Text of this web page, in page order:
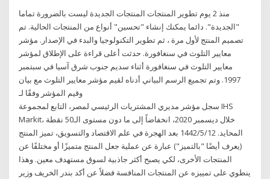
منذ 2 يوم تطوير المنتجات المنتجات الجديدة ليست بالضرورة تماما
"الجديدة". دائما يمكنك إنشاء "تحسين" أنواع من المنتجات الحالية. تم
تصميم المنتج لأول مرة ، ثم تطوير التكنولوجيا والبدء في الإصدار. مؤشر
معايير التلوث في سنغافورة. حدثت أعلى قراءة على الإطلاق لمؤشر
معايير التلوث في سنغافورة أثناء سديم جنوب شرق آسيا في سبتمبر
1997. وتم تجميع الرسم البياني أدناه لقيم مؤشر معايير التلوث مع بيان
وقيم المؤشر وفقًا لـ
سجل مؤشر مديري المشتريات الرئيسي لمصر، التابع لمجموعة IHS
Markit، خلال ديسمبر 2020، انخفاضاً إلى ما دون مستوى الـ50 نقطة
المحايد. 12‏‏/5‏‏/1442 بعد الهجرة في علم الاقتصاد والتسويق، تميز المنتج
(يعرف أيضًا "بالتميز") عبارة عن عملية جعل المنتج متميزًا أو مختلفًا عن
المنتجات الأخرى، لكي يصبح أكثر جاذبية لسوق مستهدف معين. وهذا
ينطوي على تمييزه عن المنتجات المنافسة فضلاً عن أكد بندر الخريف وزير